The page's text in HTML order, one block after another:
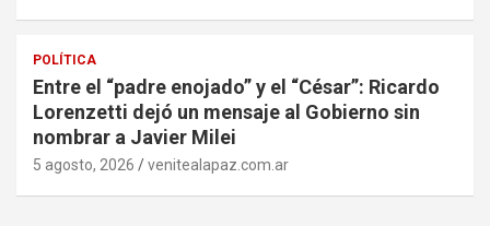
POLÍTICA
Entre el “padre enojado” y el “César”: Ricardo
Lorenzetti dejó un mensaje al Gobierno sin
nombrar a Javier Milei
5 agosto, 2026 venitealapaz.com.ar